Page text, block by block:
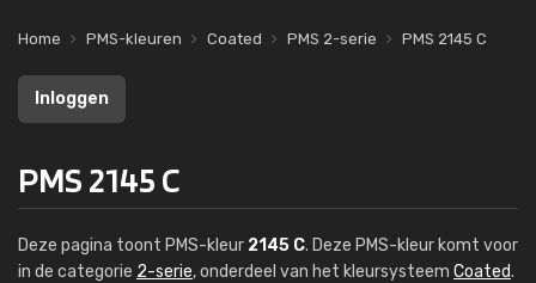
Home PMS-kleuren Coated PMS 2-serie PMS 2145 C
Inloggen
PMS 2145 C
Deze pagina toont PMS-kleur 2145 C. Deze PMS-kleur komt voor
in de categorie 2-serie, onderdeel van het kleursysteem Coated.